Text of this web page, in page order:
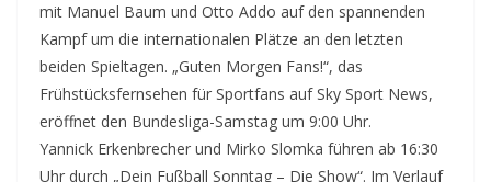
mit Manuel Baum und Otto Addo auf den spannenden
Kampf um die internationalen Plätze an den letzten
beiden Spieltagen. „Guten Morgen Fans!“, das
Frühstücksfernsehen für Sportfans auf Sky Sport News,
eröffnet den Bundesliga-Samstag um 9:00 Uhr.
Yannick Erkenbrecher und Mirko Slomka führen ab 16:30
Uhr durch „Dein Fußball Sonntag – Die Show“. Im Verlauf